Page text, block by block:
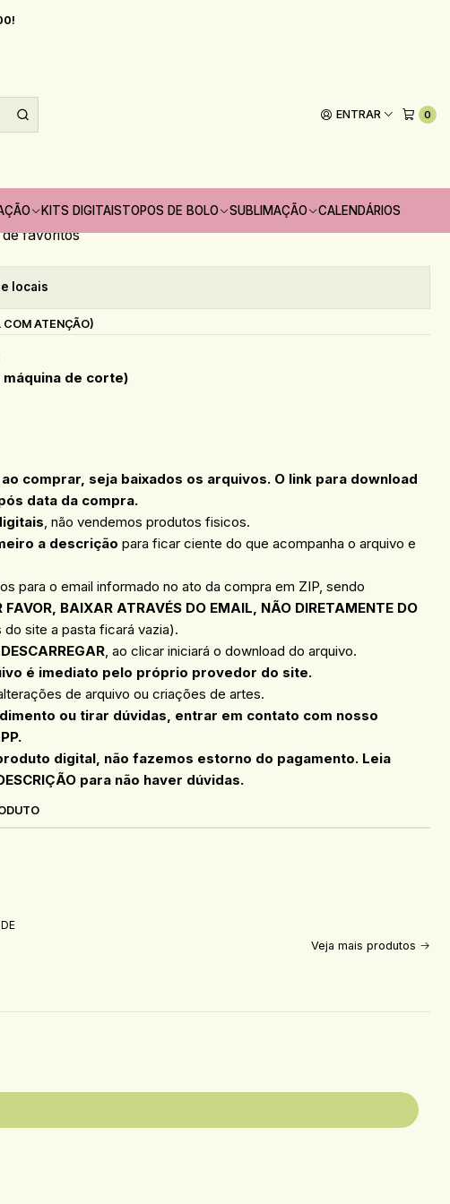
ENTRAR 0
KITS DIGITAISTOPOS DE BOLO SUBLIMAÇÃO CALENDÁRIOS
Carrossel
de favoritos
locais
COM ATENÇÃO)
máquina de corte)
comprar, seja baixados os arquivos. O link para download
data da compra.
, não vendemos produtos fisicos.
a descrição para ficar ciente do que acompanha o arquivo e
para o email informado no ato da compra em ZIP, sendo
FAVOR, BAIXAR ATRAVÉS DO EMAIL, NÃO DIRETAMENTE DO
do site a pasta ficará vazia).
DESCARREGAR , ao clicar iniciará o download do arquivo.
é imediato pelo próprio provedor do site.
de arquivo ou criações de artes.
ou tirar dúvidas, entrar em contato com nosso
digital, não fazemos estorno do pagamento. Leia
para não haver dúvidas.
Veja mais produtos